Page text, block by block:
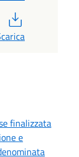
finalizzata
e